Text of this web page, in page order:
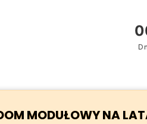
MODUŁOWY NA